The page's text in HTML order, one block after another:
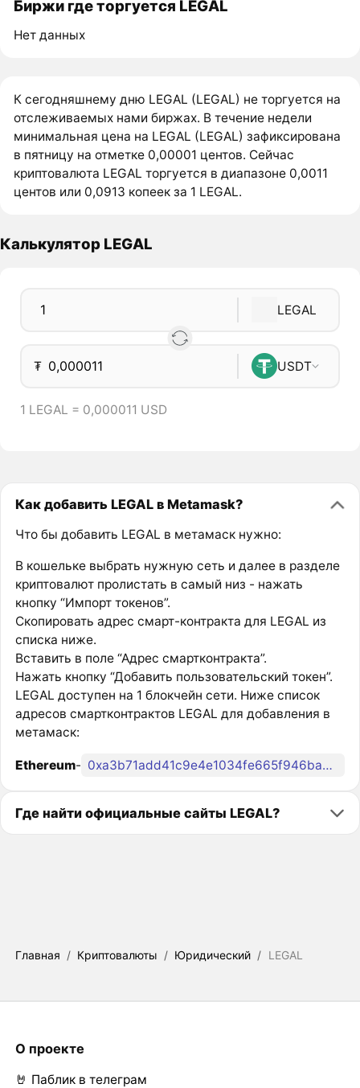
Биржи где торгуется LEGAL
Нет данных
К сегодняшнему дню LEGAL (LEGAL) не торгуется на
отслеживаемых нами биржах. В течение недели
минимальная цена на LEGAL (LEGAL) зафиксирована
в пятницу на отметке 0,00001 центов. Сейчас
криптовалюта LEGAL торгуется в диапазоне 0,0011
центов или 0,0913 копеек за 1 LEGAL.
Калькулятор LEGAL
LEGAL
₮ USDT
1 LEGAL = 0,000011 USD
Как добавить LEGAL в Metamask?
Что бы добавить LEGAL в метамаск нужно:
В кошельке выбрать нужную сеть и далее в разделе
криптовалют пролистать в самый низ - нажать
кнопку “Импорт токенов”.
Скопировать адрес смарт-контракта для LEGAL из
списка ниже.
Вставить в поле “Адрес смартконтракта”.
Нажать кнопку “Добавить пользовательский токен”.
LEGAL доступен на 1 блокчейн сети. Ниже список
адресов смартконтрактов LEGAL для добавления в
метамаск:
Ethereum- 0xa3b71add41c9e4e1034fe665f946baebfe9c07c4
Где найти официальные сайты LEGAL?
Главная / Криптовалюты / Юридический / LEGAL
О проекте
🤘 Паблик в телеграм